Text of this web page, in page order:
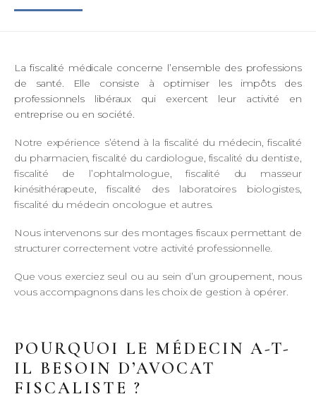
La fiscalité médicale concerne l’ensemble des professions
de santé. Elle consiste à optimiser les impôts des
professionnels libéraux qui exercent leur activité en
entreprise ou en société.
Notre expérience s’étend à la fiscalité du médecin, fiscalité
du pharmacien, fiscalité du cardiologue, fiscalité du dentiste,
fiscalité de l’ophtalmologue, fiscalité du masseur
kinésithérapeute, fiscalité des laboratoires biologistes,
fiscalité du médecin oncologue et autres.
Nous intervenons sur des montages fiscaux permettant de
structurer correctement votre activité professionnelle.
Que vous exerciez seul ou au sein d’un groupement, nous
vous accompagnons dans les choix de gestion à opérer.
POURQUOI LE MÉDECIN A-T-
IL BESOIN D’AVOCAT
FISCALISTE ?